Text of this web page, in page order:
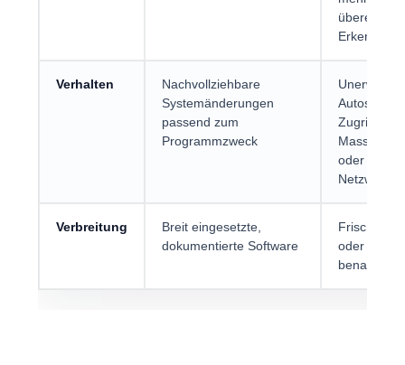
Verhalten
Nachvollziehbare
Systemänderungen
passend zum
Programmzweck
Autostarts,
Zugriffe,
oder
Verbreitung
Breit eingesetzte,
dokumentierte Software
Frische,
oder
benannte